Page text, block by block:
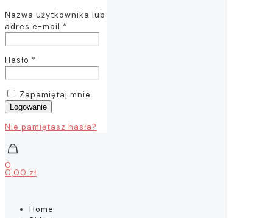
Nazwa użytkownika lub
adres e-mail *
Hasło *
Zapamiętaj mnie
Logowanie
Nie pamiętasz hasła?
0
0,00 zł
Home